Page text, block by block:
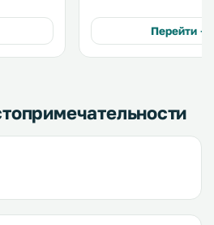
как
кухня с
Перейти →